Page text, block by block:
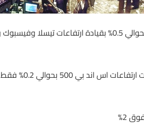
اند بي 500 بحوالي 0.2% فقط
2%